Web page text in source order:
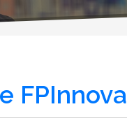
FPInnova